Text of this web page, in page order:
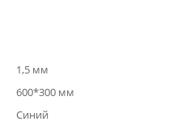
1,5 мм
600*300 мм
Синий